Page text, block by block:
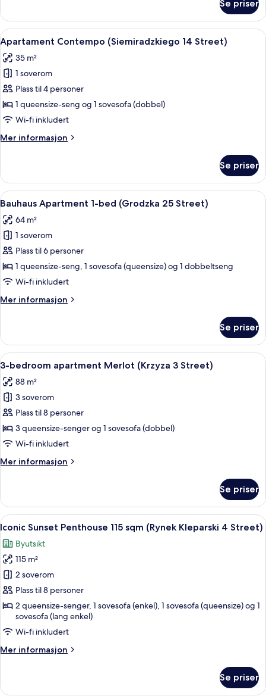
6
Street)
Square
spacious
studio
with
bathtub
(Slawkowska
6
Street)
Se priser
Åpne
alle
bildene
av
Apartament
Contempo
(Siemiradzkiego
Street)
Apartament Contempo
24
Apartament Contempo (Siemiradzkiego 14 Street)
35 m²
1 soverom
Plass til 4 personer
1 queensize-seng og 1 sovesofa (dobbel)
Wi-fi inkludert
Mer informasjon
Mer
Contempo
(Siemiradzkiego
14
Se priser
Åpne
alle
bildene
av
Bauhaus
Apartment
1-
(Grodzka
Bauhaus Apartment 1-bed (Grodzka
14
Bauhaus Apartment 1-bed (Grodzka 25 Street)
64 m²
1 soverom
Plass til 6 personer
1 queensize-seng, 1 sovesofa (queensize) og 1 dobbeltseng
Wi-fi inkludert
Mer informasjon
Mer
Apartment
1-
bed
25
Street)
Se priser
Åpne
alle
bildene
av
3-
bedroom
apartment
(Krzyza
3-bedroom apartment Merlot
44
3-bedroom apartment Merlot (Krzyza 3 Street)
88 m²
3 soverom
Plass til 8 personer
3 queensize-senger og 1 sovesofa (dobbel)
Wi-fi inkludert
Mer informasjon
Mer
bedroom
apartment
Merlot
3
Street)
Se priser
Åpne
alle
bildene
av
Iconic
Sunset
Penthouse
sqm
(Rynek
Kleparski
Street)
Iconic Sunset Penthouse 115 sqm
50
Iconic Sunset Penthouse 115 sqm (Rynek Kleparski 4 Street)
Byutsikt
115 m²
2 soverom
Plass til 8 personer
2 queensize-senger, 1 sovesofa (enkel), 1 sovesofa (queensize) og 1
sovesofa (lang enkel)
Wi-fi inkludert
Mer informasjon
Mer
Sunset
Se priser